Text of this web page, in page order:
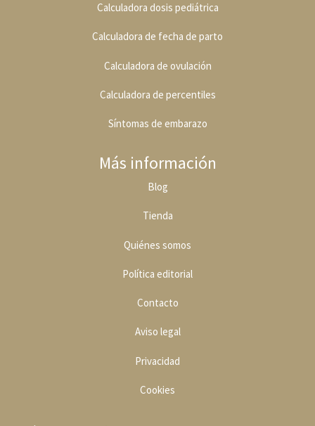
Calculadora dosis pediátrica
Calculadora de fecha de parto
Calculadora de ovulación
Calculadora de percentiles
Síntomas de embarazo
Más información
Blog
Tienda
Quiénes somos
Política editorial
Contacto
Aviso legal
Privacidad
Cookies